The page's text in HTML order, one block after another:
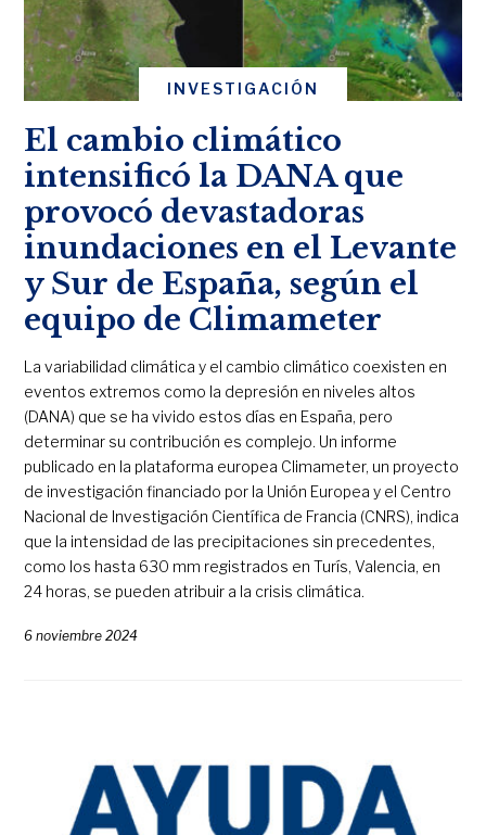
INVESTIGACIÓN
El cambio climático
intensificó la DANA que
provocó devastadoras
inundaciones en el Levante
y Sur de España, según el
equipo de Climameter
La variabilidad climática y el cambio climático coexisten en
eventos extremos como la depresión en niveles altos
(DANA) que se ha vivido estos días en España, pero
determinar su contribución es complejo. Un informe
publicado en la plataforma europea Climameter, un proyecto
de investigación financiado por la Unión Europea y el Centro
Nacional de Investigación Científica de Francia (CNRS), indica
que la intensidad de las precipitaciones sin precedentes,
como los hasta 630 mm registrados en Turís, Valencia, en
24 horas, se pueden atribuir a la crisis climática.
6 noviembre 2024